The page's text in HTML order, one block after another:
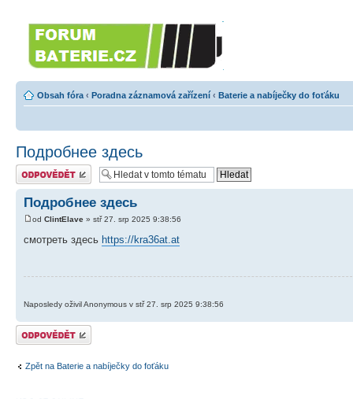
Obsah fóra ‹ Poradna záznamová zařízení ‹ Baterie a nabíječky do foťáku
Подробнее здесь
Odeslat odpověď
Подробнее здесь
od ClintElave » stř 27. srp 2025 9:38:56
смотреть здесь https://kra36at.at
Naposledy oživil Anonymous v stř 27. srp 2025 9:38:56
Odeslat odpověď
Zpět na Baterie a nabíječky do foťáku